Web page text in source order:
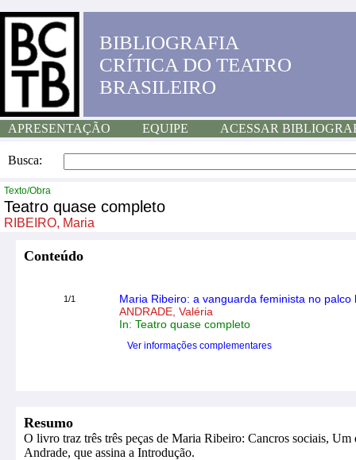
BIBLIOGRAFIA
CRÍTICA DO TEATRO
BRASILEIRO
APRESENTAÇÃO EQUIPE ACESSAR
Busca:
Texto/Obra
Teatro quase completo
RIBEIRO, Maria
Conteúdo
1/1
Maria Ribeiro: a vanguarda feminista no palco
ANDRADE, Valéria
In: Teatro quase completo
Ver informações complementares
Resumo
O livro traz três três peças de Maria Ribeiro: Cancros sociais,
Andrade, que assina a Introdução.